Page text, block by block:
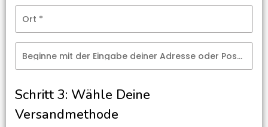
Ort *
Beginne mit der Eingabe deiner Adresse oder Postleitzahl
Schritt 3: Wähle Deine
Versandmethode